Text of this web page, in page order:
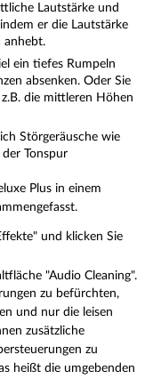
Lautstärke und
er die Lautstärke
anhebt.
ein tiefes Rumpeln
absenken. Oder Sie
die mittleren Höhen
Störgeräusche wie
Tonspur
Plus in einem
und klicken Sie
"Audio Cleaning".
zu befürchten,
und nur die leisen
zusätzliche
zu
heißt die umgebenden